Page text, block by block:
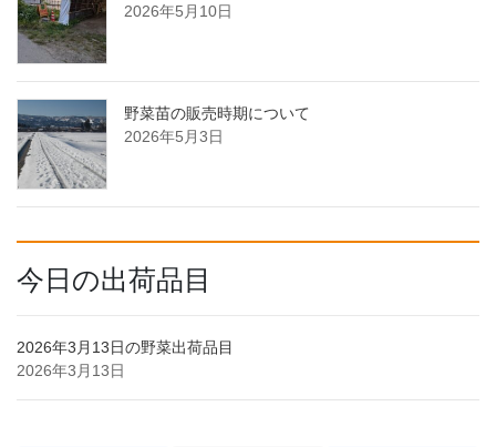
2026年5月10日
野菜苗の販売時期について
2026年5月3日
今日の出荷品目
2026年3月13日の野菜出荷品目
2026年3月13日